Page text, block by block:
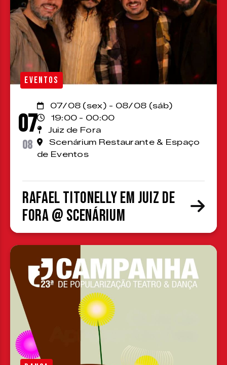
EVENTOS
07
08
07/08 (sex) - 08/08 (sáb)
19:00 - 00:00
Juiz de Fora
Scenárium Restaurante & Espaço
de Eventos
Rafael Titonelly em Juiz de
Fora @ Scenárium